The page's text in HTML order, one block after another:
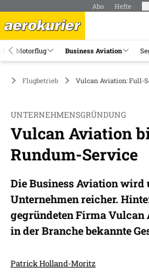
Abo Hefte
Motorflug Business Aviation
Flugbetrieb Vulcan Aviation: Full-
UNTERNEHMENSGRÜNDUNG
Vulcan Aviation
Rundum-Service
Die Business Aviation
Unternehmen reicher.
gegründeten Firma Vulcan
in der Branche bekannte
Patrick Holland-Moritz